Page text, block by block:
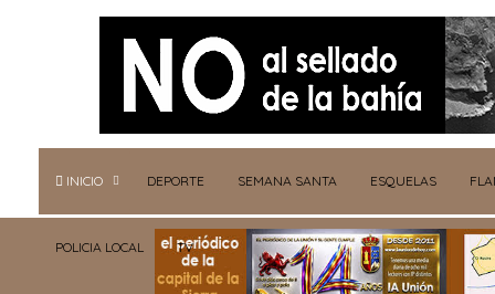
INICIO DEPORTE SEMANA SANTA ESQUELAS
POLICIA LOCAL TV